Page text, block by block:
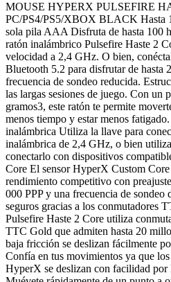
MOUSE HYPERX PULSEFIRE
PC/PS4/PS5/XBOX BLACK Hasta
sola pila AAA Disfruta de hasta 100
ratón inalámbrico Pulsefire Haste 2
velocidad a 2,4 GHz. O bien,
Bluetooth 5.2 para disfrutar de hasta
frecuencia de sondeo reducida.
las largas sesiones de juego. Con un
gramos3, este ratón te permite
menos tiempo y estar menos
inalámbrica Utiliza la llave para
inalámbrica de 2,4 GHz, o bien
conectarlo con dispositivos
Core El sensor HyperX Custom Core
rendimiento competitivo con
000 PPP y una frecuencia de sondeo
seguros gracias a los conmutadores
Pulsefire Haste 2 Core utiliza
TTC Gold que admiten hasta 20
baja fricción se deslizan fácilmente
Confía en tus movimientos ya que
HyperX se deslizan con facilidad por